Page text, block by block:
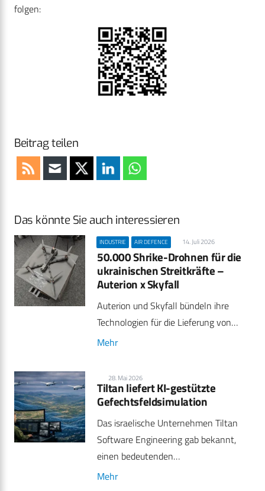
folgen:
Beitrag teilen
Das könnte Sie auch interessieren
INDUSTRIE AIR DEFENCE 14. Juli 2026
50.000 Shrike-Drohnen für die
ukrainischen Streitkräfte –
Auterion x Skyfall
Auterion und Skyfall bündeln ihre
Technologien für die Lieferung von…
Mehr
28. Mai 2026
Tiltan liefert KI-gestützte
Gefechtsfeldsimulation
Das israelische Unternehmen Tiltan
Software Engineering gab bekannt,
einen bedeutenden…
Mehr